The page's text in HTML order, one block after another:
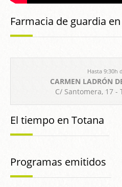
Programas emitidos
Farmacia de guardia
Hasta 9:30h
CARMEN LADRÓN
C/ Santomera, 17 -
El tiempo en Totana